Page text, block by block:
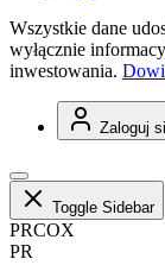
Wszystkie dane
wyłącznie
inwestowania.
Zaloguj
Toggle Sidebar
PRCOX
PR